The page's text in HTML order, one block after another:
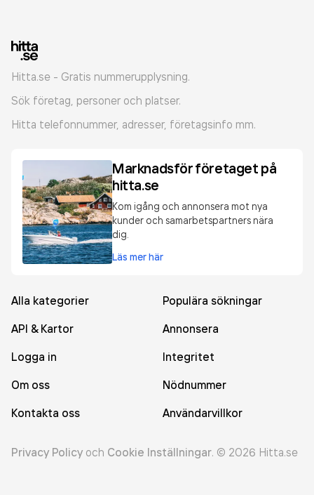
Hitta.se - Gratis nummerupplysning.
Sök företag, personer och platser.
Hitta telefonnummer, adresser, företagsinfo mm.
Marknadsför företaget på
hitta.se
Kom igång och annonsera mot nya
kunder och samarbetspartners nära
dig.
Läs mer här
Alla kategorier
Populära sökningar
API & Kartor
Annonsera
Logga in
Integritet
Om oss
Nödnummer
Kontakta oss
Användarvillkor
Privacy Policy och Cookie Inställningar. © 2026 Hitta.se